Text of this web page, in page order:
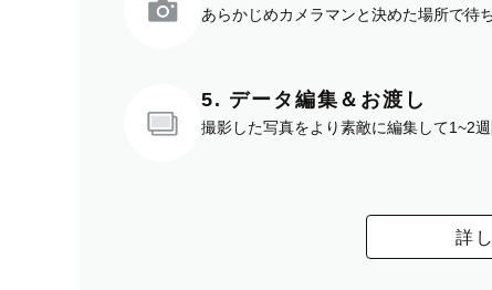
あらかじめカメラマンと決めた場所で待
5. データ編集＆お渡し
撮影した写真をより素敵に編集して1~2
詳